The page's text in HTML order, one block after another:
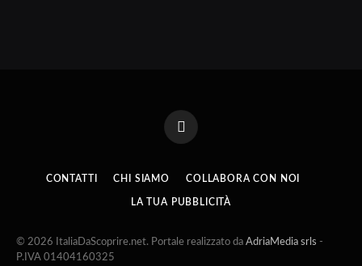
Facebook
CONTATTI CHI SIAMO COLLABORA CON NOI
LA TUA PUBBLICITÀ
© 2026 ItaliaDaScoprire.net. Portale realizzato da AdriaMedia srls -
P.IVA 01404160325